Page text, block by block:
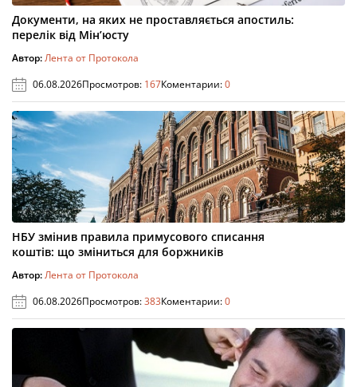
Документи, на яких не проставляється апостиль:
перелік від Мін’юсту
Автор:Лента от Протокола
06.08.2026Просмотров: 167Коментарии:0
НБУ змінив правила примусового списання
коштів: що зміниться для боржників
Автор:Лента от Протокола
06.08.2026Просмотров:383Коментарии:0